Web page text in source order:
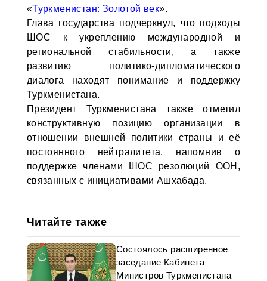
«Туркменистан: Золотой век».
Глава государства подчеркнул, что подходы
ШОС к укреплению международной и
региональной стабильности, а также
развитию политико-дипломатического
диалога находят понимание и поддержку
Туркменистана.
Президент Туркменистана также отметил
конструктивную позицию организации в
отношении внешней политики страны и её
постоянного нейтралитета, напомнив о
поддержке членами ШОС резолюций ООН,
связанных с инициативами Ашхабада.
Читайте также
Состоялось расширенное
заседание Кабинета
Министров Туркменистана